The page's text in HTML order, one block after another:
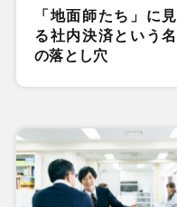
「地面師たち」に見
る社内決済という名
の落とし穴